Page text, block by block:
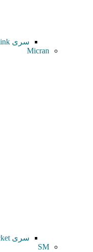
سری Minilink
Micran
سری Y-Packet
SM